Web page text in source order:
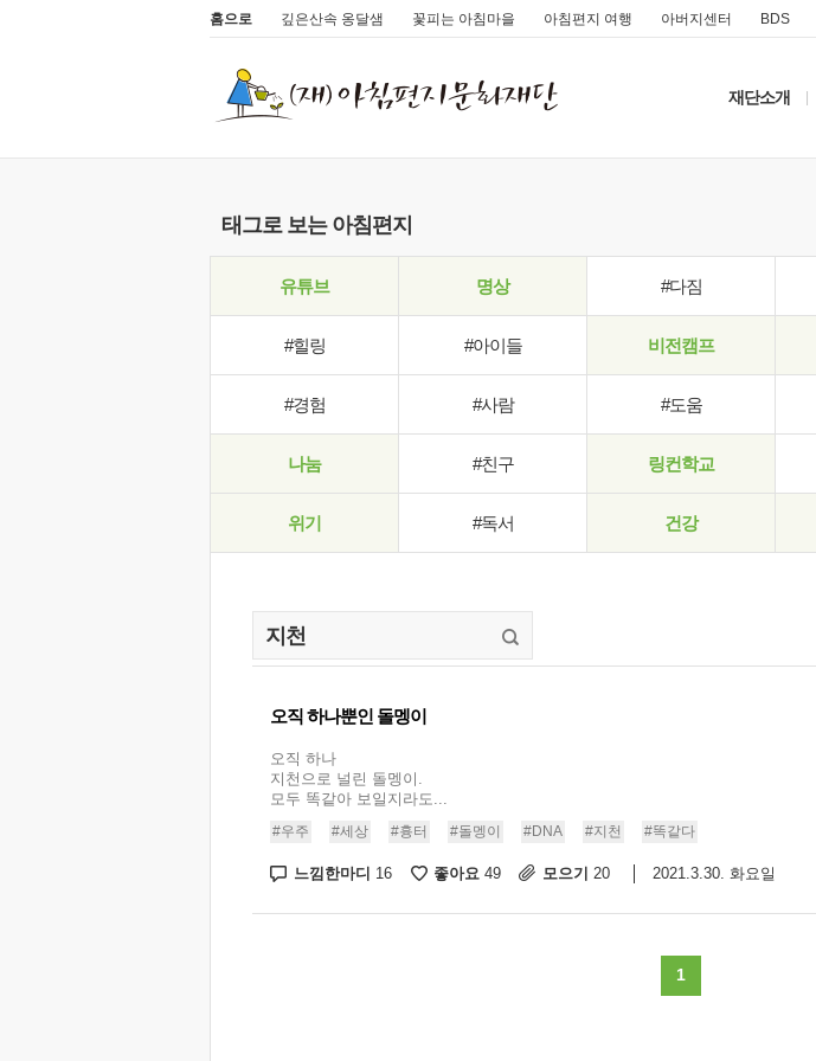
홈으로 깊은산속 옹달샘 꽃피는 아침마을 아침편지 여행 아버지센터 BDS
재단소개
태그로 보는 아침편지
유튜브 명상 #다짐
#힐링 #아이들 비전캠프
#경험 #사람 #도움
나눔 #친구 링컨학교
위기 #독서 건강
오직 하나뿐인 돌멩이
오직 하나
지천으로 널린 돌멩이.
모두 똑같아 보일지라도...
#우주 #세상 #흉터 #돌멩이 #DNA #지천 #똑같다
느낌한마디 16 좋아요 49 모으기 20 2021.3.30. 화요일
1